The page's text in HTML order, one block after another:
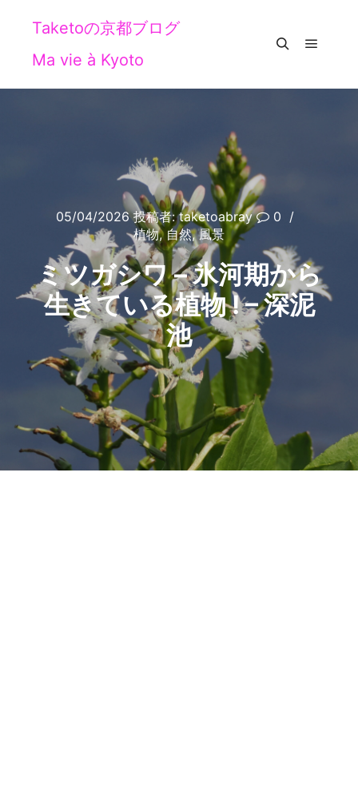
Taketoの京都ブログ
Ma vie à Kyoto
05/04/2026投稿者:taketoabray
0
植物, 自然,風景
ミツガシワ – 氷河期から
生きている植物 ! – 深泥
池